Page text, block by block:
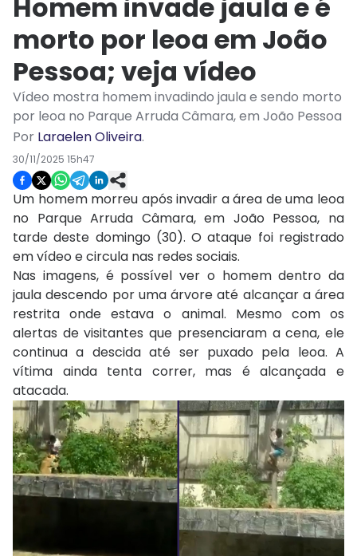
Homem invade jaula e é
morto por leoa em João
Pessoa; veja vídeo
Vídeo mostra homem invadindo jaula e sendo morto
por leoa no Parque Arruda Câmara, em João Pessoa
Por Laraelen Oliveira.
30/11/2025 15h47
Um homem morreu após invadir a área de uma leoa
no Parque Arruda Câmara, em João Pessoa, na
tarde deste domingo (30). O ataque foi registrado
em vídeo e circula nas redes sociais.
Nas imagens, é possível ver o homem dentro da
jaula descendo por uma árvore até alcançar a área
restrita onde estava o animal. Mesmo com os
alertas de visitantes que presenciaram a cena, ele
continua a descida até ser puxado pela leoa. A
vítima ainda tenta correr, mas é alcançada e
atacada.